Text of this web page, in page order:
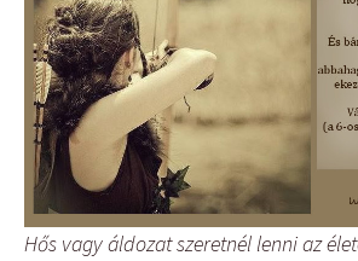
Hős vagy áldozat szeretnél lenni az